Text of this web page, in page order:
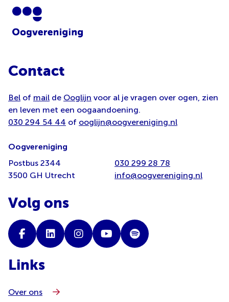
Contact
Bel of mail de Ooglijn voor al je vragen over ogen, zien
en leven met een oogaandoening.
030 294 54 44 of ooglijn@oogvereniging.nl
Oogvereniging
Postbus 2344
3500 GH Utrecht
030 299 28 78
info@oogvereniging.nl
Volg ons
Links
Over ons